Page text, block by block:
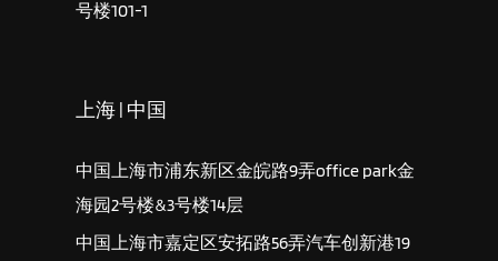
号楼101-1
上海 | 中国
中国上海市浦东新区金皖路9弄office park金
海园2号楼&3号楼14层
中国上海市嘉定区安拓路56弄汽车创新港19